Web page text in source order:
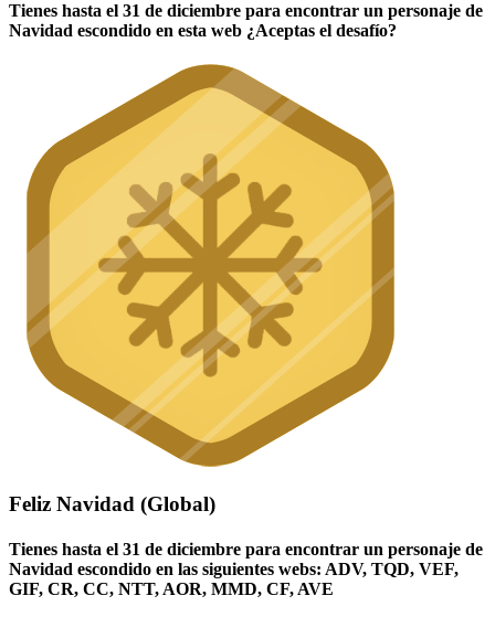
Tienes hasta el 31 de diciembre para encontrar un personaje de
Navidad escondido en esta web ¿Aceptas el desafío?
Feliz Navidad (Global)
Tienes hasta el 31 de diciembre para encontrar un personaje de
Navidad escondido en las siguientes webs: ADV, TQD, VEF,
GIF, CR, CC, NTT, AOR, MMD, CF, AVE